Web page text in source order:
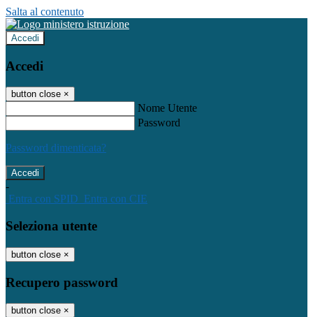
Salta al contenuto
Accedi
Accedi
button close ×
Nome Utente
Password
Password dimenticata?
-
Entra con SPID Entra con CIE
Seleziona utente
button close ×
Recupero password
button close ×